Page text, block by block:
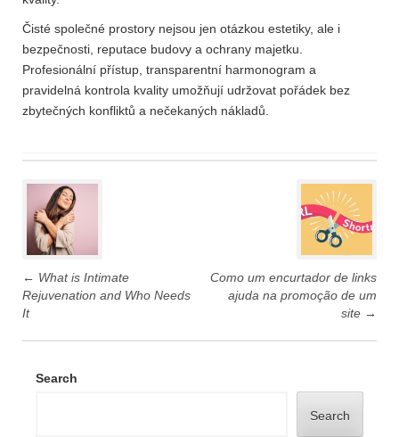
Čisté společné prostory nejsou jen otázkou estetiky, ale i
bezpečnosti, reputace budovy a ochrany majetku.
Profesionální přístup, transparentní harmonogram a
pravidelná kontrola kvality umožňují udržovat pořádek bez
zbytečných konfliktů a nečekaných nákladů.
navigation
← What is Intimate
Rejuvenation and Who Needs
It
Como um encurtador de links
ajuda na promoção de um
site →
Search
Search